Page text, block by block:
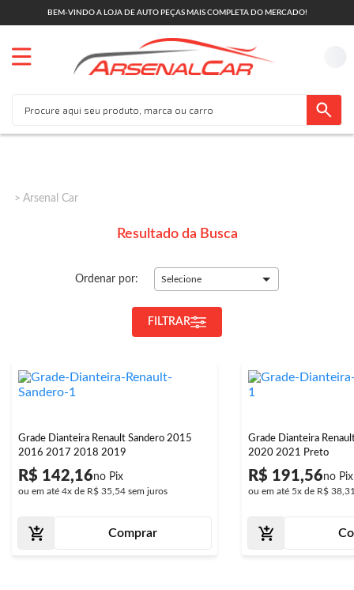
BEM-VINDO A LOJA DE AUTO PEÇAS MAIS COMPLETA DO MERCADO!
Arsenal Car
Resultado da Busca
Ordenar por: Selecione
FILTRAR
Grade Dianteira Renault Sandero 2015
2016 2017 2018 2019
R$ 142,16
ou em até 4x de R$ 35,54 sem juros
Comprar
Grade Dianteira
2020 2021 Preto
R$ 191,56
ou em até 5x de R$